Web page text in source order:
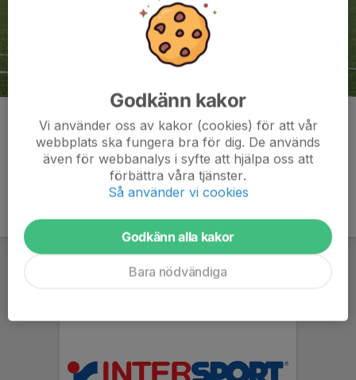
Kommentarer
Godkänn kakor
Vi använder oss av kakor (cookies) för att vår
webbplats ska fungera bra för dig. De används
även för webbanalys i syfte att hjälpa oss att
förbättra våra tjänster.
Så använder vi cookies
Godkänn alla kakor
Bara nödvändiga